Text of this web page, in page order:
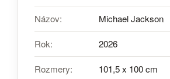
Názov: Michael Jackson
Rok: 2026
Rozmery: 101,5 x 100 cm